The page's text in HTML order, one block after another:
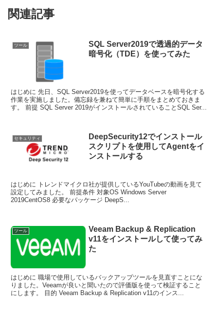
関連記事
ツール
SQL Server2019で透過的データ
暗号化（TDE）を使ってみた
はじめに 先日、SQL Server2019を使ってデータベースを暗号化する
作業を実施しました。備忘録を兼ねて簡単に手順をまとめておきま
す。 前提 SQL Server 2019がインストールされていることSQL Ser...
セキュリティ
DeepSecurity12でインストール
スクリプトを使用してAgentをイ
ンストールする
はじめに トレンドマイクロ社が提供しているYouTubeの動画を見て
設定してみました。 前提条件 対象OS Windows Server
2019CentOS8 必要なパッケージ DeepS...
ツール
Veeam Backup & Replication
v11をインストールして使ってみ
た
はじめに 職場で使用しているバックアップツールを見直すことにな
りました。Veeamが良いと聞いたので評価版を使って検証すること
にします。 目的 Veeam Backup & Replication v11のインス...